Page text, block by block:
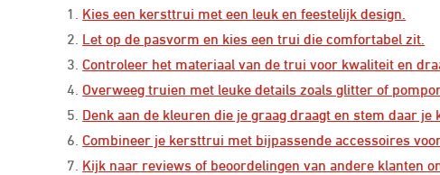
Kies een kersttrui met een leuk en feestelijk design.
Let op de pasvorm en kies een trui die comfortabel zit.
Controleer het materiaal van de trui voor kwaliteit en
Overweeg truien met leuke details zoals glitter of
Denk aan de kleuren die je graag draagt en stem daar je
Combineer je kersttrui met bijpassende accessoires
Kijk naar reviews of beoordelingen van andere klanten